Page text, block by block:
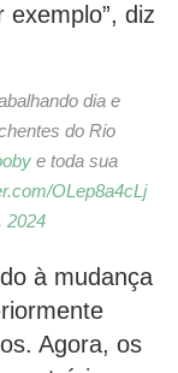
exemplo”, diz
dia e
do Rio
e toda sua
OLep8a4cLj
2024
à mudança
Agora, os